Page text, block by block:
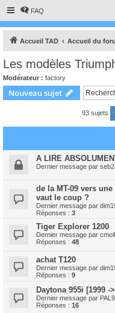
FAQ
Accueil TAD Accueil du
Les modèles
Modérateur : factory
Nouveau sujet
93 sujets
A LIRE
Dernier message par
de la MT-09 vers
vaut le coup ?
Dernier message par
Réponses : 3
Tiger Explorer 1200
Dernier message par
Réponses : 48
achat T120
Dernier message par
Réponses : 9
Daytona 955i [1999 -
Dernier message par
Réponses : 16